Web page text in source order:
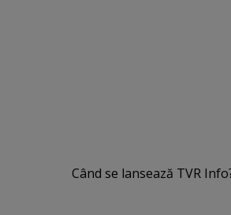
Când se lansează TVR